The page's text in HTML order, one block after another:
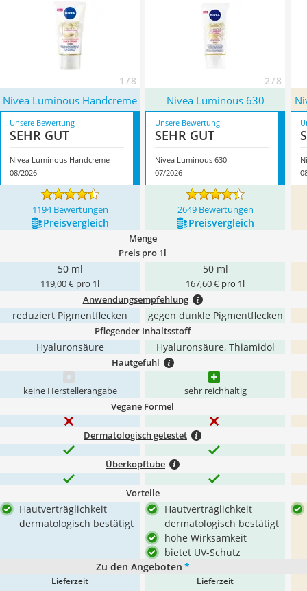
1 / 8 2 / 8
Nivea Luminous Handcreme Nivea Luminous 630
Unsere Bewertung
SEHR GUT
Nivea Luminous Handcreme
08/2026
Unsere Bewertung
SEHR GUT
Nivea Luminous 630
07/2026
1194 Bewertungen 2649 Bewertungen
Preis­vergleich Preis­vergleich
Menge
Preis pro 1l
50 ml
119,00 € pro 1l
50 ml
167,60 € pro 1l
Anwendungsempfehlung
reduziert Pigmentflecken gegen dunkle Pigmentflecken
Pflegender Inhaltsstoff
Hyaluronsäure Hyaluronsäure, Thiamidol
Hautgefühl
keine Herstellerangabe sehr reichhaltig
Vegane Formel
Dermatologisch getestet
Überkopftube
Vorteile
Hautverträglichkeit
dermatologisch bestätigt
Hautverträglichkeit
dermatologisch bestätigt
hohe Wirksamkeit
bietet UV-Schutz
Zu den Angeboten *
Lieferzeit Lieferzeit